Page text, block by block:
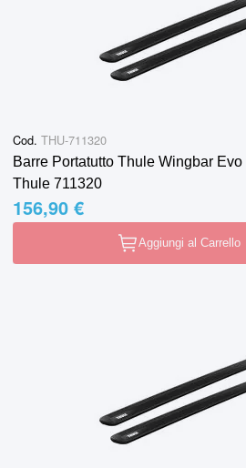
Cod. THU-711320
Barre Portatutto Thule Wingbar
Thule 711320
156,90 €
Aggiungi al Carrello